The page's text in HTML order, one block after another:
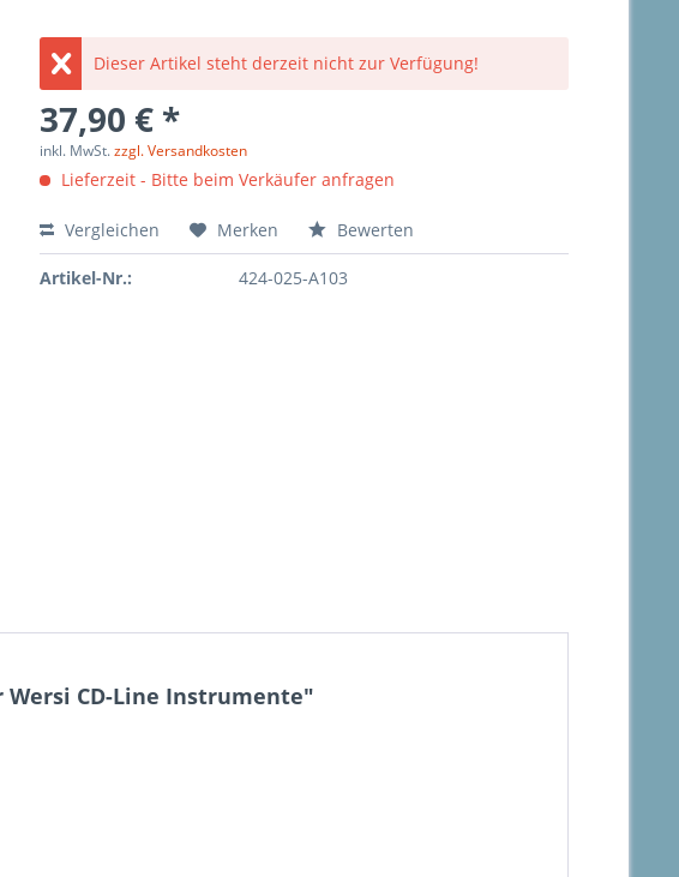
Dieser Artikel steht derzeit nicht zur Verfügung!
37,90 € *
inkl. MwSt.zzgl. Versandkosten
Lieferzeit - Bitte beim Verkäufer anfragen
Vergleichen Merken Bewerten
Artikel-Nr.: 424-025-A103
CD-Line Instrumente"